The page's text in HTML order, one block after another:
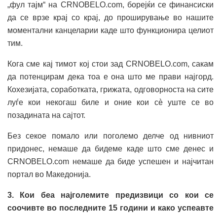
„фул тајм“ на CRNOBELO.com, борејќи се финансиски
да се врзе крај со крај, до проширување во нашите
моментални канцеларии каде што функционира целиот
тим.
Кога сме кај тимот кој стои зад CRNOBELO.com, сакам
да потенцирам дека тоа е она што ме прави најгорд.
Кохезијата, соработката, грижата, одговорноста на сите
луѓе кои некогаш биле и оние кои сè уште се во
позадината на сајтот.
Без секое помало или поголемо делче од нивниот
придонес, немаше да бидеме каде што сме денес и
CRNOBELO.com немаше да биде успешен и најчитан
портал во Македонија.
3. Кои беа најголемите предизвици со кои се
соочивте во последните 15 години и како успеавте